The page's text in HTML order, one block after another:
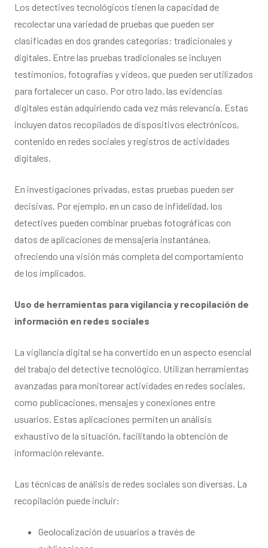
Los detectives tecnológicos tienen la capacidad de
recolectar una variedad de pruebas que pueden ser
clasificadas en dos grandes categorías: tradicionales y
digitales. Entre las pruebas tradicionales se incluyen
testimonios, fotografías y videos, que pueden ser utilizados
para fortalecer un caso. Por otro lado, las evidencias
digitales están adquiriendo cada vez más relevancia. Estas
incluyen datos recopilados de dispositivos electrónicos,
contenido en redes sociales y registros de actividades
digitales.
En investigaciones privadas, estas pruebas pueden ser
decisivas. Por ejemplo, en un caso de infidelidad, los
detectives pueden combinar pruebas fotográficas con
datos de aplicaciones de mensajería instantánea,
ofreciendo una visión más completa del comportamiento
de los implicados.
Uso de herramientas para vigilancia y recopilación de
información en redes sociales
La vigilancia digital se ha convertido en un aspecto esencial
del trabajo del detective tecnológico. Utilizan herramientas
avanzadas para monitorear actividades en redes sociales,
como publicaciones, mensajes y conexiones entre
usuarios. Estas aplicaciones permiten un análisis
exhaustivo de la situación, facilitando la obtención de
información relevante.
Las técnicas de análisis de redes sociales son diversas. La
recopilación puede incluir:
Geolocalización de usuarios a través de